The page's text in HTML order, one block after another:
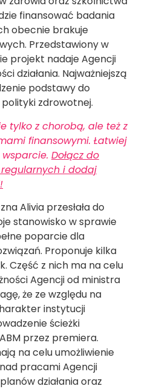
finansować badania
obecnie brakuje
Przedstawiony w
projekt nadaje Agencji
działania. Najważniejszą
podstawy do
zdrowotnej.
tylko z chorobą, ale też z
finansowymi. Łatwiej
Dołącz do
i dodaj
Alivia przesłała do
stanowisko w sprawie
poparcie dla
Proponuje kilka
Część z nich ma na celu
Agencji od ministra
że ze względu na
instytucji
ścieżki
przez premiera.
na celu umożliwienie
pracami Agencji
działania oraz